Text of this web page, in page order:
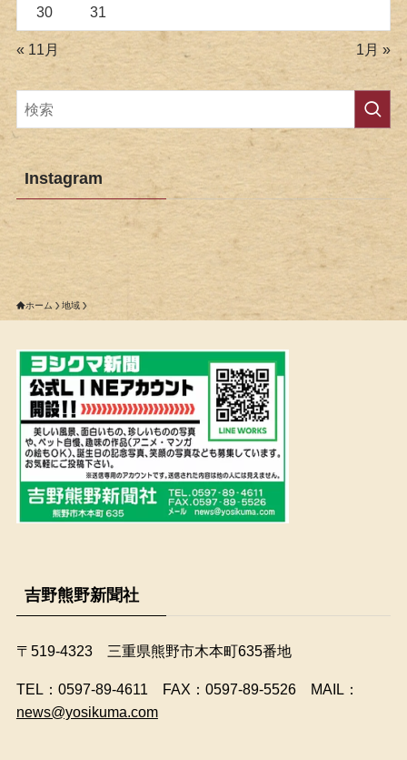
30 31
« 11月 1月 »
Instagram
ホーム 地域
吉野熊野新聞社
〒519-4323 三重県熊野市木本町635番地
​TEL：0597-89-4611 FAX：0597-89-5526 MAIL：
news@yosikuma.com